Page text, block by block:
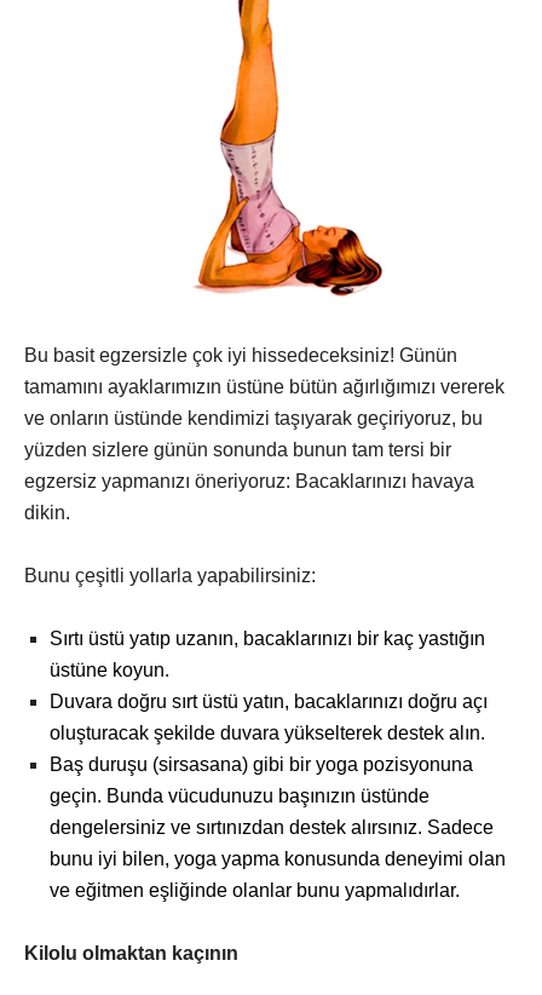
Bu basit egzersizle çok iyi hissedeceksiniz! Günün
tamamını ayaklarımızın üstüne bütün ağırlığımızı vererek
ve onların üstünde kendimizi taşıyarak geçiriyoruz, bu
yüzden sizlere günün sonunda bunun tam tersi bir
egzersiz yapmanızı öneriyoruz: Bacaklarınızı havaya
dikin.
Bunu çeşitli yollarla yapabilirsiniz:
Sırtı üstü yatıp uzanın, bacaklarınızı bir kaç yastığın
üstüne koyun.
Duvara doğru sırt üstü yatın, bacaklarınızı doğru açı
oluşturacak şekilde duvara yükselterek destek alın.
Baş duruşu (sirsasana) gibi bir yoga pozisyonuna
geçin. Bunda vücudunuzu başınızın üstünde
dengelersiniz ve sırtınızdan destek alırsınız. Sadece
bunu iyi bilen, yoga yapma konusunda deneyimi olan
ve eğitmen eşliğinde olanlar bunu yapmalıdırlar.
Kilolu olmaktan kaçının